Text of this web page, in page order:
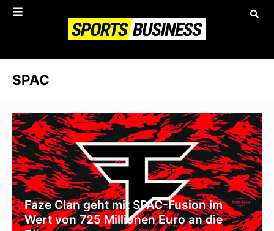
SPAC
Faze Clan geht mit SPAC-Fusion im
Wert von 725 Millionen Euro an die